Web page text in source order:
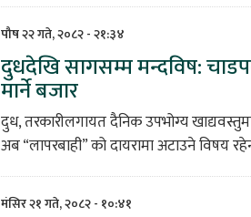
पौष २२ गते, २०८२ - २१:३४
दुधदेखि सागसम्म मन्दविष:
मार्ने बजार
दुध, तरकारीलगायत दैनिक उपभोग्य
अब “लापरबाही” को दायरामा अटाउने विषय
मंसिर २१ गते, २०८२ - १०:४१